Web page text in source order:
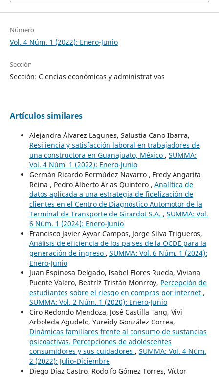
Número
Vol. 4 Núm. 1 (2022): Enero-Junio
Sección
Sección: Ciencias económicas y administrativas
Artículos similares
Alejandra Álvarez Lagunes, Salustia Cano Ibarra,
Resiliencia y satisfacción laboral en trabajadores de
una constructora en Guanajuato, México , SUMMA:
Vol. 4 Núm. 1 (2022): Enero-Junio
Germán Ricardo Bermúdez Navarro , Fredy Angarita
Reina , Pedro Alberto Arias Quintero , Analítica de
datos aplicada a una estrategia de fidelización de
clientes en el Centro de Diagnóstico Automotor de la
Terminal de Transporte de Girardot S.A. , SUMMA: Vol.
6 Núm. 1 (2024): Enero-Junio
Francisco Javier Ayvar Campos, Jorge Silva Trigueros,
Análisis de eficiencia de los países de la OCDE para la
generación de ingreso , SUMMA: Vol. 6 Núm. 1 (2024):
Enero-Junio
Juan Espinosa Delgado, Isabel Flores Rueda, Viviana
Puente Valero, Beatríz Tristán Monrroy, Percepción de
estudiantes sobre el riesgo en compras por internet ,
SUMMA: Vol. 2 Núm. 1 (2020): Enero-Junio
Ciro Redondo Mendoza, José Castilla Tang, Vivi
Arboleda Agudelo, Yureidy González Correa,
Dinámicas familiares frente al consumo de sustancias
psicoactivas. Percepciones de adolescentes
consumidores y sus cuidadores , SUMMA: Vol. 4 Núm.
2 (2022): Julio-Diciembre
Diego Díaz Castro, Rodolfo Gómez Torres, Víctor